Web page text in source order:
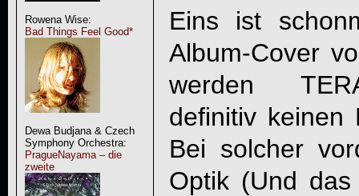
Rowena Wise:
Bad Things Feel Good*
Dewa Budjana & Czech
Symphony Orchestra:
PragueNayama – die
zweite
Eins ist
Album-Cover
werden
definitiv keinen
Bei solcher
Optik (Und